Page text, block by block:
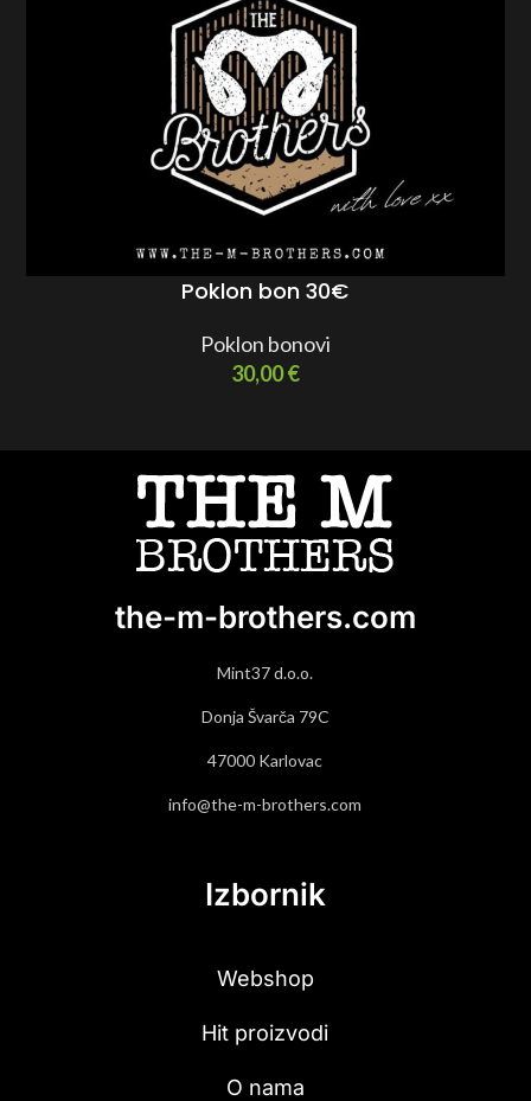
Poklon bon 30€
Poklon bonovi
30,00€
the-m-brothers.com
Mint37 d.o.o.
Donja Švarča 79C
47000 Karlovac
info@the-m-brothers.com
Izbornik
Webshop
Hit proizvodi
O nama